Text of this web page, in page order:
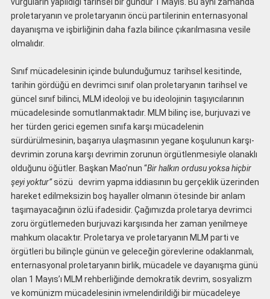
proletaryanın ve proletaryanın öncü partilerinin enternasyonal
dayanışma ve işbirliğinin daha fazla bilince çıkarılmasına vesile
olmalıdır.
Sınıf mücadelesinin içinde bulunduğumuz tarihsel kesitinde,
tarihin gördüğü en devrimci sınıf olan proletaryanın tarihsel ve
güncel sınıf bilinci, MLM ideoloji ve bu ideolojinin taşıyıcılarının
mücadelesinde somutlanmaktadır. MLM bilinç ise, burjuvazi ve
her türden gerici egemen sınıfa karşı mücadelenin
sürdürülmesinin, başarıya ulaşmasının yegane koşulunun karşı-
devrimin zoruna karşı devrimin zorunun örgütlenmesiyle olanaklı
olduğunu öğütler. Başkan Mao’nun “Bir halkın ordusu yoksa hiçbir
şeyi yoktur”sözü devrim yapma iddiasının bu gerçeklik üzerinden
hareket edilmeksizin boş hayaller olmanın ötesinde bir anlam
taşımayacağının özlü ifadesidir. Çağımızda proletarya devrimci
zoru örgütlemeden burjuvazi karşısında her zaman yenilmeye
mahkum olacaktır. Proletarya ve proletaryanın MLM parti ve
örgütleri bu bilinçle günün ve geleceğin görevlerine odaklanmalı,
enternasyonal proletaryanın birlik, mücadele ve dayanışma günü
olan 1 Mayıs’ı MLM rehberliğinde demokratik devrim, sosyalizm
ve komünizm mücadelesinin ivmelendirildiği bir mücadeleye